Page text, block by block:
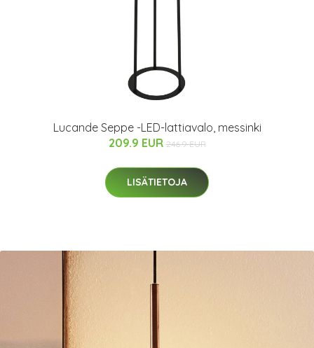
Lucande Seppe -LED-lattiavalo, messinki
209.9 EUR 246.9 EUR
LISÄTIETOJA